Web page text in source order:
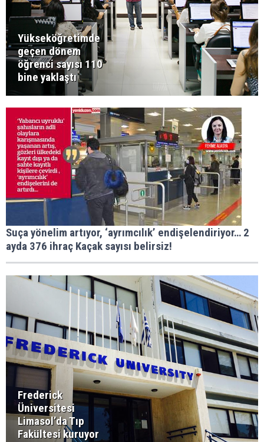
Yükseköğretimde
geçen dönem
öğrenci sayısı 110
bine yaklaştı
Suça yönelim artıyor, ‘ayrımcılık’ endişelendiriyor… 2
ayda 376 ihraç Kaçak sayısı belirsiz!
Frederick
Üniversitesi
Limasol’da Tıp
Fakültesi kuruyor